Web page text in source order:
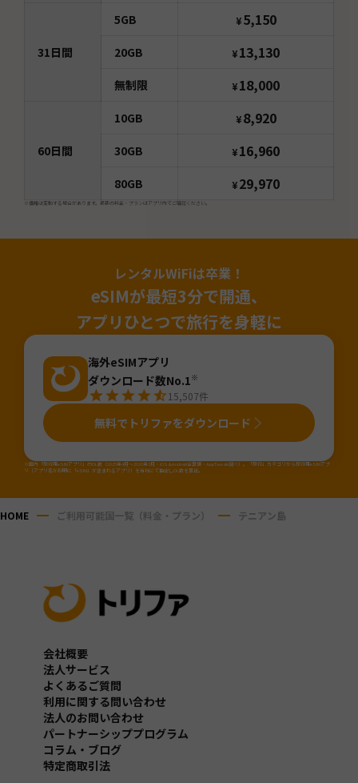
31日間
5GB ¥ 5,150
20GB ¥13,130
無制限 ¥18,000
60日間
10GB ¥ 8,920
30GB ¥16,960
80GB ¥29,970
※価格は変動する場合があります。最新の料金・プランはアプリ内でご確認ください。
レンタルWiFiは卒業！
eSIMが最短3分で開通、
アプリひとつで旅行を身軽に
海外eSIMアプリ
ダウンロード数No.1※
15,507件
無料でトリファをダウンロード
※国内「旅行用eSIMアプリ」のDL数（2025年4月～2026年3月・iOS&Android合算値・AppTweak調べ）。「旅行」カテゴリから旅行用eSIMアプ
リ（アプリ名か説明に「eSIM」が含まれるアプリ）を当社にて抽出しDL数を算出。
HOME ご利用可能国一覧（料金・プラン） テニアン島
会社概要
法人サービス
よくあるご質問
利用に関する問い合わせ
法人のお問い合わせ
パートナーシッププログラム
コラム・ブログ
特定商取引法